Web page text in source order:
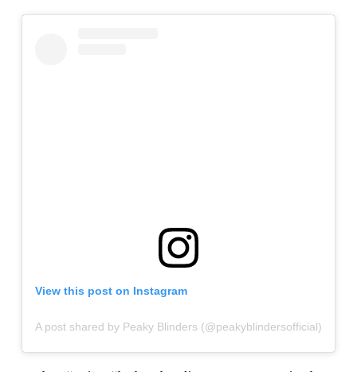
View this post on Instagram
A post shared by Peaky Blinders (@peakyblindersofficial)